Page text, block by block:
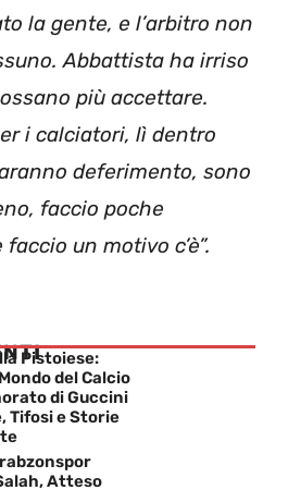
la gente, e l’arbitro non
Abbattista ha irriso
più accettare.
i calciatori, lì dentro
deferimento, sono
faccio poche
un motivo c’è”.
Pistoiese:
del Calcio
di Guccini
Tifosi e Storie
Atteso